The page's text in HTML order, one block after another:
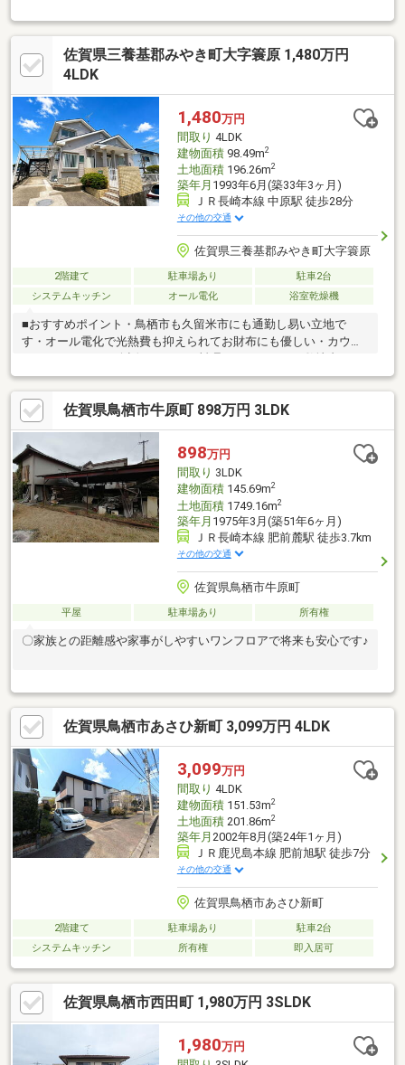
敷地内には駐車場2台分のスペースがあります♪・緑の多い自然豊
かな静かな住環境です。・お庭があるので、家庭菜園などBBQで
きるので休日が充実しそうですね■リフォーム箇所（2026年4月、
6月）・外壁塗装・屋根塗装・全室クロス張替え・新品交換：キッ
佐賀県三養基郡みやき町大字簑原 1,480万円
4LDK
1,480万円
間取り 4LDK
建物面積98.49m2
土地面積196.26m2
築年月 1993年6月(築33年3ヶ月)
ＪＲ長崎本線 中原駅 徒歩28分
その他の交通
佐賀県三養基郡みやき町大字簑原
2階建て 駐車場あり
駐車2台
システムキッチン
オール電化 浴室乾燥機
■おすすめポイント・鳥栖市も久留米市にも通勤し易い立地で
す・オール電化で光熱費も抑えられてお財布にも優しい・カウン
駐車場2台分（縦列）のスペースがあります♪・緑の多い自然豊か
な静かな住環境です。・お庭があるので、家庭菜園などBBQでき
るので休日が充実しそうですね■リフォーム箇所 （2026年7
月）・外壁塗装・クロス張替え・畳表替え、襖・障子張り替え・
シロアリ消毒済み（保証あり）・ルームクリーニング■周辺施
設・アスタラビスタみやき店まで車で約4分・セブン-イレブン 鳥
栖立石町店まで徒歩3分
佐賀県鳥栖市牛原町 898万円 3LDK
898万円
間取り 3LDK
建物面積145.69m2
土地面積1749.16m2
築年月 1975年3月(築51年6ヶ月)
ＪＲ長崎本線 肥前麓駅 徒歩3.7km
その他の交通
佐賀県鳥栖市牛原町
平屋 駐車場あり 所有権
〇家族との距離感や家事がしやすいワンフロアで将来も安心です♪
佐賀県鳥栖市あさひ新町 3,099万円 4LDK
3,099万円
間取り 4LDK
建物面積151.53m2
土地面積201.86m2
築年月 2002年8月(築24年1ヶ月)
ＪＲ鹿児島本線 肥前旭駅 徒歩7分
その他の交通
佐賀県鳥栖市あさひ新町
2階建て 駐車場あり
駐車2台
システムキッチン
所有権 即入居可
佐賀県鳥栖市西田町 1,980万円 3SLDK
1,980万円